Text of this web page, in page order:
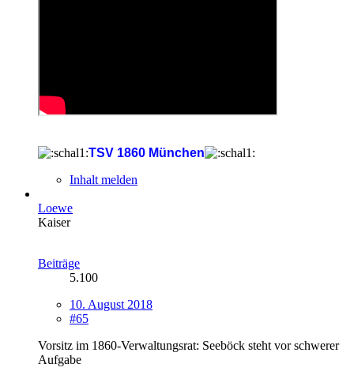
TSV 1860 München
Inhalt melden
Loewe
Kaiser
Beiträge
5.100
10. August 2018
#65
Vorsitz im 1860-Verwaltungsrat: Seeböck steht vor schwerer
Aufgabe